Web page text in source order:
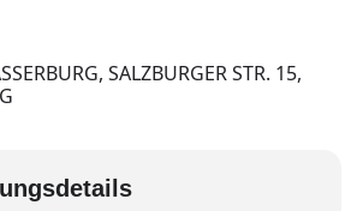
SALZBURGER STR. 15,